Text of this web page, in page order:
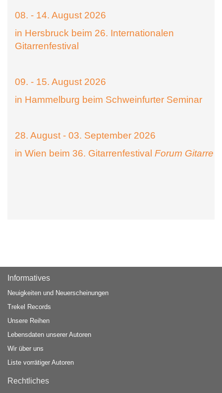
08. - 14. August 2026
in Hersbruck beim 26. Internationalen
Gitarrenfestival
09. - 15. August 2026
in Hammelburg beim Schweinfurter Seminar
28. August - 03. September 2026
in Wien beim 36. Gitarrenfestival Forum Gitarre
Informatives
Neuigkeiten und Neuerscheinungen
Trekel Records
Unsere Reihen
Lebensdaten unserer Autoren
Wir über uns
Liste vorrätiger Autoren
Rechtliches